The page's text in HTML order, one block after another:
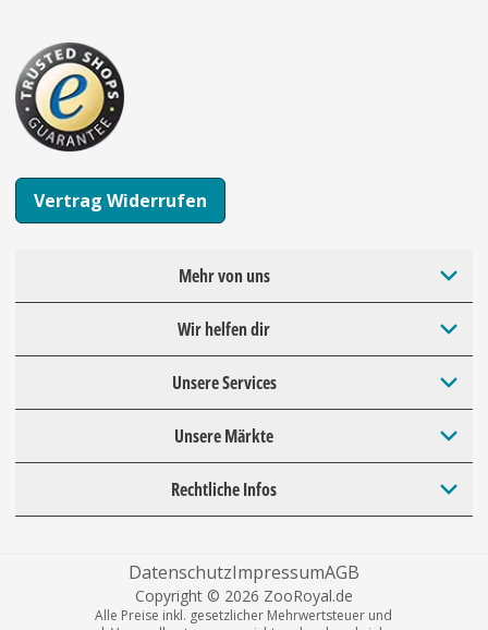
Vertrag Widerrufen
Mehr von uns
Wir helfen dir
Unsere Services
Unsere Märkte
Rechtliche Infos
DatenschutzImpressumAGB
Copyright © 2026 ZooRoyal.de
Alle Preise inkl. gesetzlicher Mehrwertsteuer und